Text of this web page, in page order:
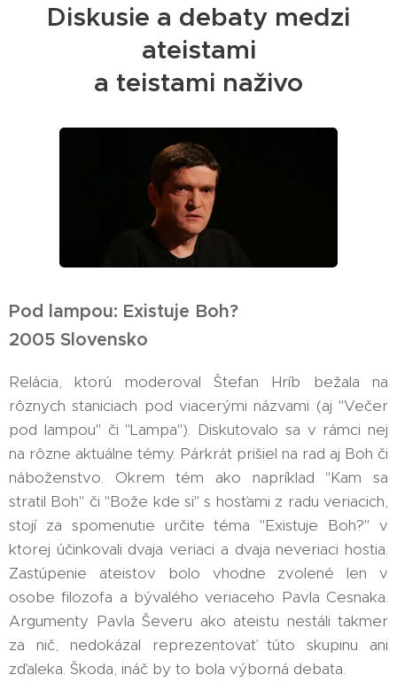
Diskusie a debaty medzi
ateistami
a teistami naživo
Pod lampou: Existuje Boh?
2005 Slovensko
Relácia, ktorú moderoval Štefan Hríb bežala na
rôznych staniciach pod viacerými názvami (aj "Večer
pod lampou" či "Lampa"). Diskutovalo sa v rámci nej
na rôzne aktuálne témy. Párkrát prišiel na rad aj Boh či
náboženstvo. Okrem tém ako napríklad "Kam sa
stratil Boh" či "Bože kde si" s hosťami z radu veriacich,
stojí za spomenutie určite téma "Existuje Boh?" v
ktorej účinkovali dvaja veriaci a dvaja neveriaci hostia.
Zastúpenie ateistov bolo vhodne zvolené len v
osobe filozofa a bývalého veriaceho Pavla Cesnaka.
Argumenty Pavla Ševeru ako ateistu nestáli takmer
za nič, nedokázal reprezentovať túto skupinu ani
zďaleka. Škoda, ináč by to bola výborná debata.